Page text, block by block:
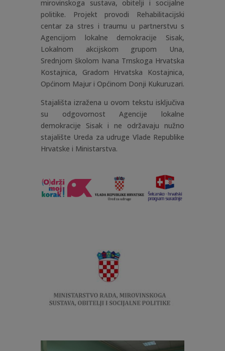
mirovinskoga sustava, obitelji i socijalne
politike. Projekt provodi Rehabilitacijski
centar za stres i traumu u partnerstvu s
Agencijom lokalne demokracije Sisak,
Lokalnom akcijskom grupom Una,
Srednjom školom Ivana Trnskoga Hrvatska
Kostajnica, Gradom Hrvatska Kostajnica,
Općinom Majur i Općinom Donji Kukuruzari.
Stajališta izražena u ovom tekstu isključiva
su odgovornost Agencije lokalne
demokracije Sisak i ne održavaju nužno
stajalište Ureda za udruge Vlade Republike
Hrvatske i Ministarstva.